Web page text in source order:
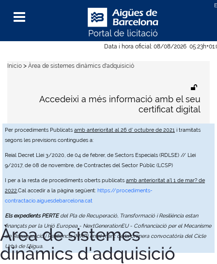
Data i hora oficial: 08/08/2026 05:23h
Per procediments Publicats amb anterioritat al 26 d' octubre de 2021 i tramitats
segons les previsions contingudes a:
Reial Decret Llei 3/2020, de 04 de febrer, de Sectors Especials (RDLSE) // Llei
9/2017, de 08 de novembre, de Contractes del Sector Públic (LCSP)
I per a la resta de procediments oberts publicats amb anterioritat a'l 1 de mar? de
2022,Cal accedir a la pàgina següent: https://procediments-
contractacio.aiguesdebarcelona.cat
Els expedients PERTEdel Pla de Recuperació, Transformació i Resiliència estan
finançats per la Unió Europea - NextGenerationEU - Cofinanciació per el Mecanisme
de Recuperació i Resiliència (MRR) en el marc de la primera convocatòria del Cicle
Urbà de l'Aigua.
Portal de licitació
Menu
Accedeixi a més informació amb el seu
certificat digital
Inicio > Àrea de sistemes dinàmics d'adquisició
Àrea de sistemes
dinàmics d'adquisició